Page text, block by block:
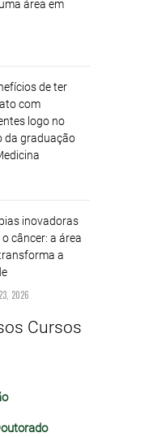
área em
de ter
com
logo no
da graduação
inovadoras
câncer: a área
a
2026
Cursos